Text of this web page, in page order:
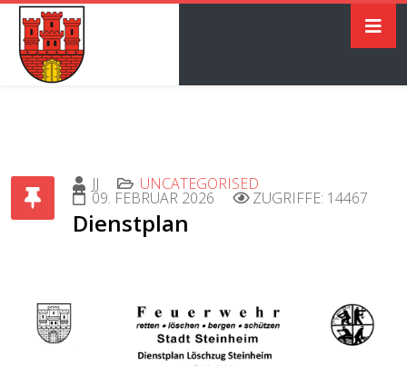
JJ UNCATEGORISED
09. FEBRUAR 2026 ZUGRIFFE: 14467
Dienstplan